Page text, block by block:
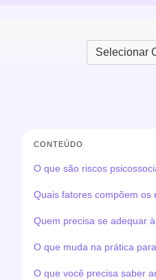
Categorias
CONTEÚDO
O que são riscos
Quais fatores compõem os
Quem precisa se adequar
O que muda na prática
O que você precisa saber